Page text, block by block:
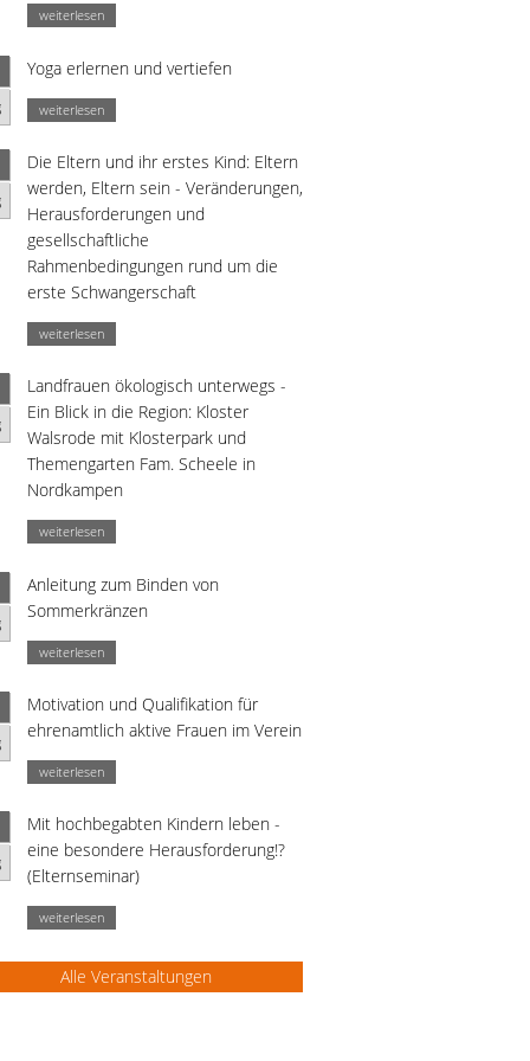
weiterlesen
Yoga erlernen und vertiefen
weiterlesen
Die Eltern und ihr erstes Kind: Eltern
werden, Eltern sein - Veränderungen,
Herausforderungen und
gesellschaftliche
Rahmenbedingungen rund um die
erste Schwangerschaft
weiterlesen
Landfrauen ökologisch unterwegs -
Ein Blick in die Region: Kloster
Walsrode mit Klosterpark und
Themengarten Fam. Scheele in
Nordkampen
weiterlesen
Anleitung zum Binden von
Sommerkränzen
weiterlesen
Motivation und Qualifikation für
ehrenamtlich aktive Frauen im Verein
weiterlesen
Mit hochbegabten Kindern leben -
eine besondere Herausforderung!?
(Elternseminar)
weiterlesen
Alle Veranstaltungen